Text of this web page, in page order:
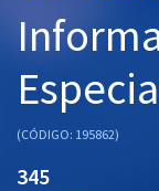
Questões grátis
(CÓDIGO: 195862)
345